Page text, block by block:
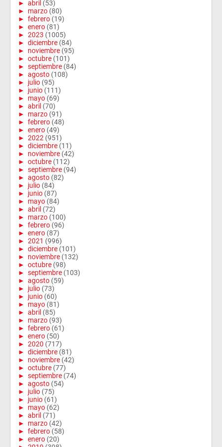
► abril (53)
► marzo (80)
► febrero (19)
► enero (81)
► 2023 (1005)
► diciembre (84)
► noviembre (95)
► octubre (101)
► septiembre (84)
► agosto (108)
► julio (95)
► junio (111)
► mayo (69)
► abril (70)
► marzo (91)
► febrero (48)
► enero (49)
► 2022 (951)
► diciembre (11)
► noviembre (42)
► octubre (112)
► septiembre (94)
► agosto (82)
► julio (84)
► junio (87)
► mayo (84)
► abril (72)
► marzo (100)
► febrero (96)
► enero (87)
► 2021 (996)
► diciembre (101)
► noviembre (132)
► octubre (98)
► septiembre (103)
► agosto (59)
► julio (73)
► junio (60)
► mayo (81)
► abril (85)
► marzo (93)
► febrero (61)
► enero (50)
► 2020 (717)
► diciembre (81)
► noviembre (42)
► octubre (77)
► septiembre (74)
► agosto (54)
► julio (75)
► junio (61)
► mayo (62)
► abril (71)
► marzo (42)
► febrero (58)
► enero (20)